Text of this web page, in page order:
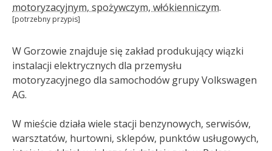
motoryzacyjnym, spożywczym, włókienniczym.
[potrzebny przypis]
W Gorzowie znajduje się zakład produkujący wiązki
instalacji elektrycznych dla przemysłu
motoryzacyjnego dla samochodów grupy Volkswagen
AG.
W mieście działa wiele stacji benzynowych, serwisów,
warsztatów, hurtowni, sklepów, punktów usługowych,